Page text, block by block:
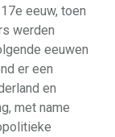
eeuw, toen
werden
eeuwen
er een
en
met name